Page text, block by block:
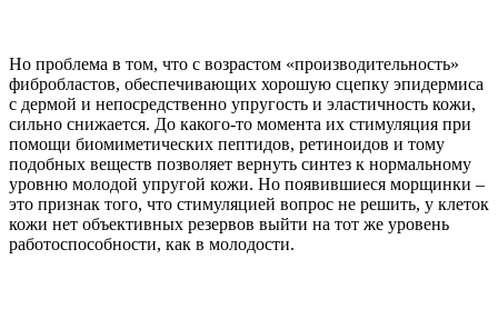
Но проблема в том, что с возрастом «производительность»
фибробластов, обеспечивающих хорошую сцепку эпидермиса
с дермой и непосредственно упругость и эластичность кожи,
сильно снижается. До какого-то момента их стимуляция при
помощи биомиметических пептидов, ретиноидов и тому
подобных веществ позволяет вернуть синтез к нормальному
уровню молодой упругой кожи. Но появившиеся морщинки –
это признак того, что стимуляцией вопрос не решить, у клеток
кожи нет объективных резервов выйти на тот же уровень
работоспособности, как в молодости.